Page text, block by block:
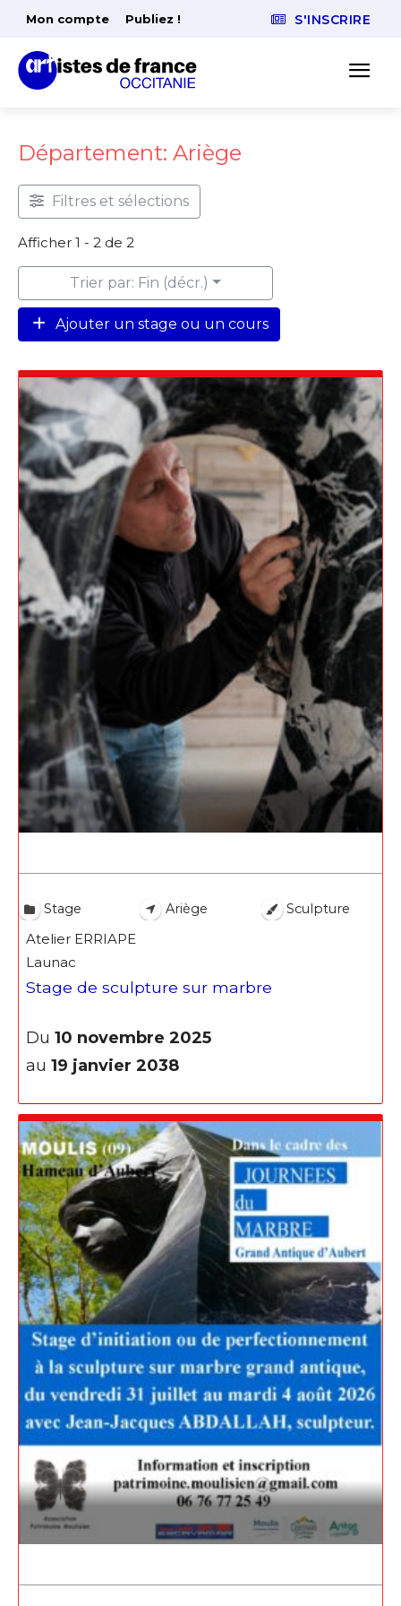
Adresse email*
Nom
Prénom
Statut / Organisation
J'accepte les termes et conditions
* Champ obligatoire
Adresse email*
Nom
Prénom
Statut / Organisation
Mon compte Publiez ! S'INSCRIRE
Département: Ariège
Filtres et sélections
Afficher 1 - 2 de 2
Trier par: Fin (décr.)
Ajouter un stage ou un cours
Stage Ariège Sculpture
Atelier ERRIAPE
Launac
Stage de sculpture sur marbre
Du 10 novembre 2025
au 19 janvier 2038